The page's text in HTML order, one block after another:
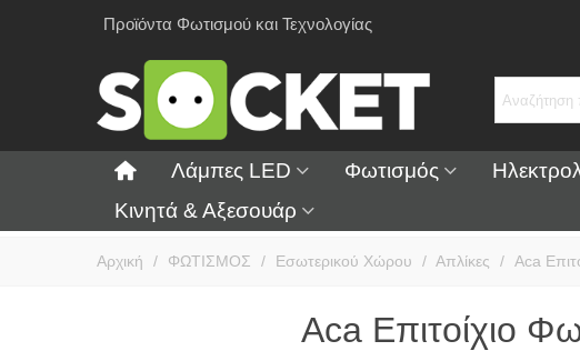
Προϊόντα Φωτισμού και Τεχνολογίας
Λάμπες LED Φωτισμός
Κινητά & Αξεσουάρ
Αρχική / ΦΩΤΙΣΜΟΣ / Εσωτερικού Χώρου / Απλίκες / Aca
Aca Επιτοίχιο